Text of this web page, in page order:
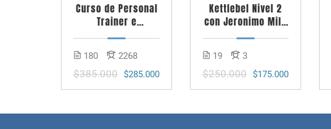
Curso de Personal
Trainer e
Instructor de
Musculación
180 2268
$385.000 $285.000
Kettlebel Nivel 2
con Jeronimo Milo
– Coach en Pesas
Rusas
19 3
$250.000 $175.000